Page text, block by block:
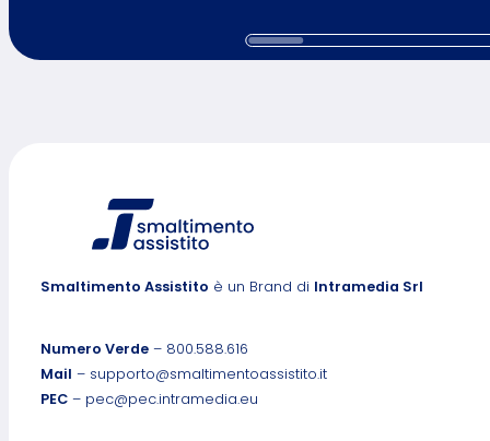
Smaltimento Assistito è un Brand di Intramedia Srl
Numero Verde– 800.588.616
Mail – supporto@smaltimentoassistito.it
PEC– pec@pec.intramedia.eu